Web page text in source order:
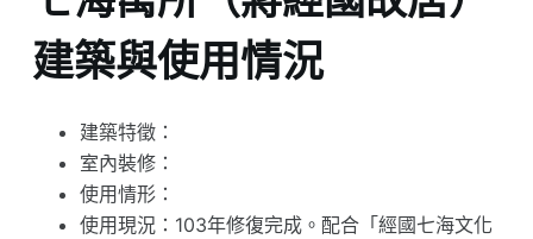
建築與使用情況
建築特徵：
室內裝修：
使用情形：
使用現況：103年修復完成。配合「經國七海文化